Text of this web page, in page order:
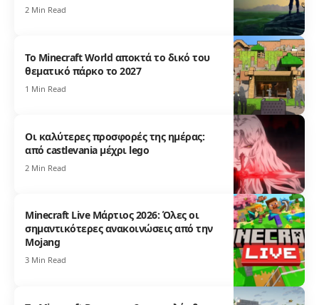
2 Min Read
Το Minecraft World αποκτά το δικό του
θεματικό πάρκο το 2027
1 Min Read
Οι καλύτερες προσφορές της ημέρας:
από castlevania μέχρι lego
2 Min Read
Minecraft Live Μάρτιος 2026: Όλες οι
σημαντικότερες ανακοινώσεις από την
Mojang
3 Min Read